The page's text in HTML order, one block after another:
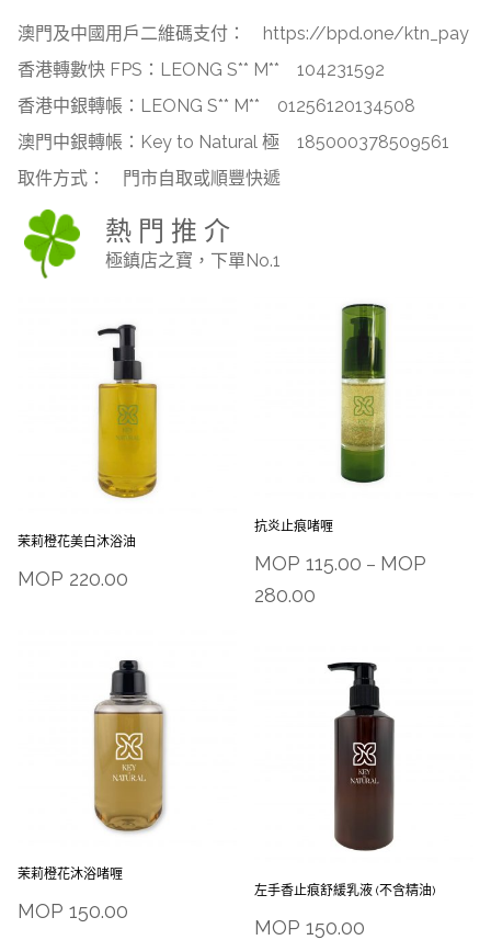
澳門及中國用戶二維碼支付：
https://bpd.one/ktn_pay
香港轉數快 FPS：LEONG S** M**
104231592
香港中銀轉帳：LEONG S** M**
01256120134508
澳門中銀轉帳：Key to Natural 極
185000378509561
取件方式：
門市自取或順豐快遞
熱 門 推 介
極鎮店之寶，下單No.1
茉莉橙花美白沐浴油
MOP 220.00
茉莉橙花沐浴啫喱
MOP 150.00
抗炎止痕啫喱
MOP 115.00 – MOP
280.00
左手香止痕舒緩乳液 (不含精油)
MOP 150.00